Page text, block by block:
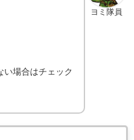
ヨミ隊員
い場合はチェック